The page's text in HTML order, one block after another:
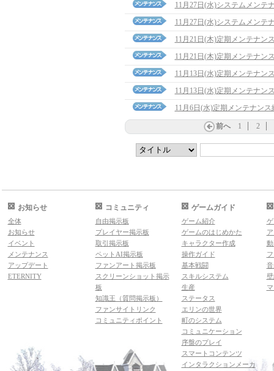
11月27日(水)システムメンテ
11月27日(水)システムメンテ
11月21日(木)定期メンテナン
11月21日(木)定期メンテナン
11月13日(水)定期メンテナン
11月13日(水)定期メンテナン
11月6日(水)定期メンテナン
前へ 1 2
お知らせ
全体
お知らせ
イベント
メンテナンス
アップデート
ETERNITY
コミュニティ
自由掲示板
プレイヤー掲示板
取引掲示板
ペットAI掲示板
ファンアート掲示板
スクリーンショット掲示
板
知識王（質問掲示板）
ファンサイトリンク
コミュニティポイント
ゲームガイド
ゲーム紹介
ゲームのはじめかた
キャラクター作成
操作ガイド
基本戦闘
スキルシステム
生産
ステータス
エリンの世界
町のシステム
コミュニケーション
序盤のプレイ
スマートコンテンツ
インタラクションメーカ